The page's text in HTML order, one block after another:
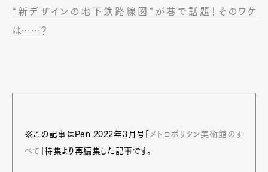
“新デザインの地下鉄路線図”が巷で話題！そのワケ
は……？
※この記事はPen 2022年3月号「 メトロポリタン美術館のす
べて
」特集より再編集した記事です。